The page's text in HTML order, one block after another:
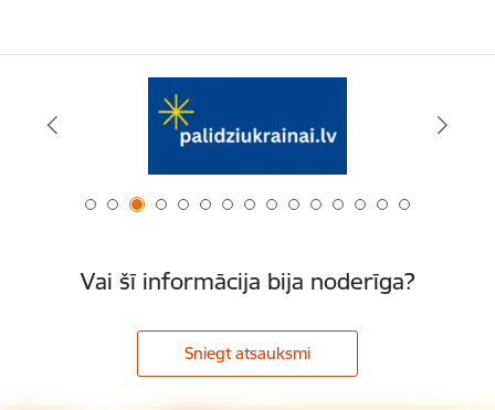
Vai šī informācija bija noderīga?
Sniegt atsauksmi